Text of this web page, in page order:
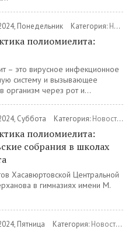
Понедельник Категория: Новости
полиомиелита:
– это вирусное инфекционное
систему и вызывающее
организм через рот и...
Суббота Категория: Новости /
полиомиелита:
собрания в школах
Хасавюртовской Центральной
в гимназиях имени М.
Пятница Категория: Новости /